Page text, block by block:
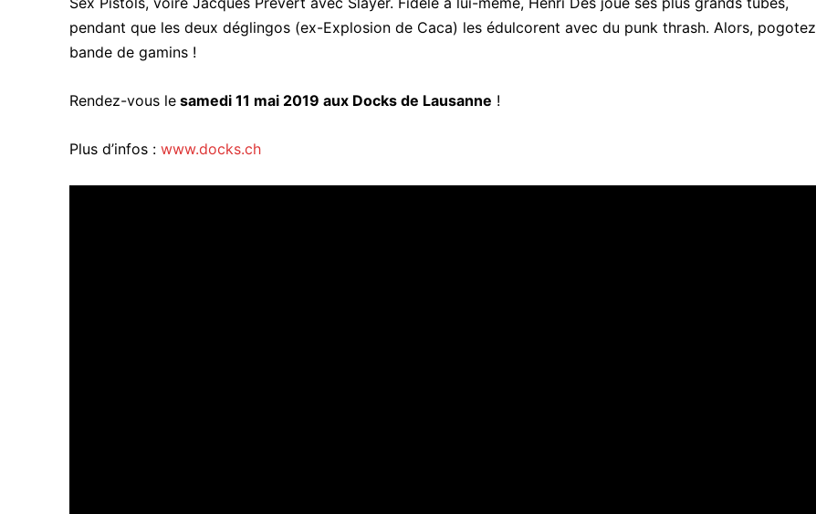
pendant que les deux déglingos (ex-Explosion de Caca) les édulcorent avec du punk thrash. Alors, pogotez
bande de gamins !
Rendez-vous le samedi 11 mai 2019 aux Docks de Lausanne !
Plus d’infos : www.docks.ch